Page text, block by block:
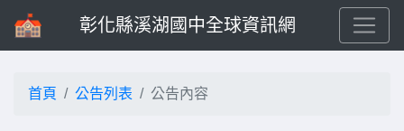
彰化縣溪湖國中全球資訊網
首頁 公告列表 公告內容